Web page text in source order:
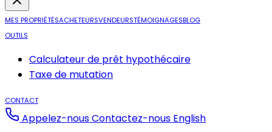
MES PROPRIÉTÉSACHETEURSVENDEURSTÉMOIGNAGESBLOG
OUTILS
Calculateur de prêt hypothécaire
Taxe de mutation
CONTACT
Appelez-nousContactez-nous English